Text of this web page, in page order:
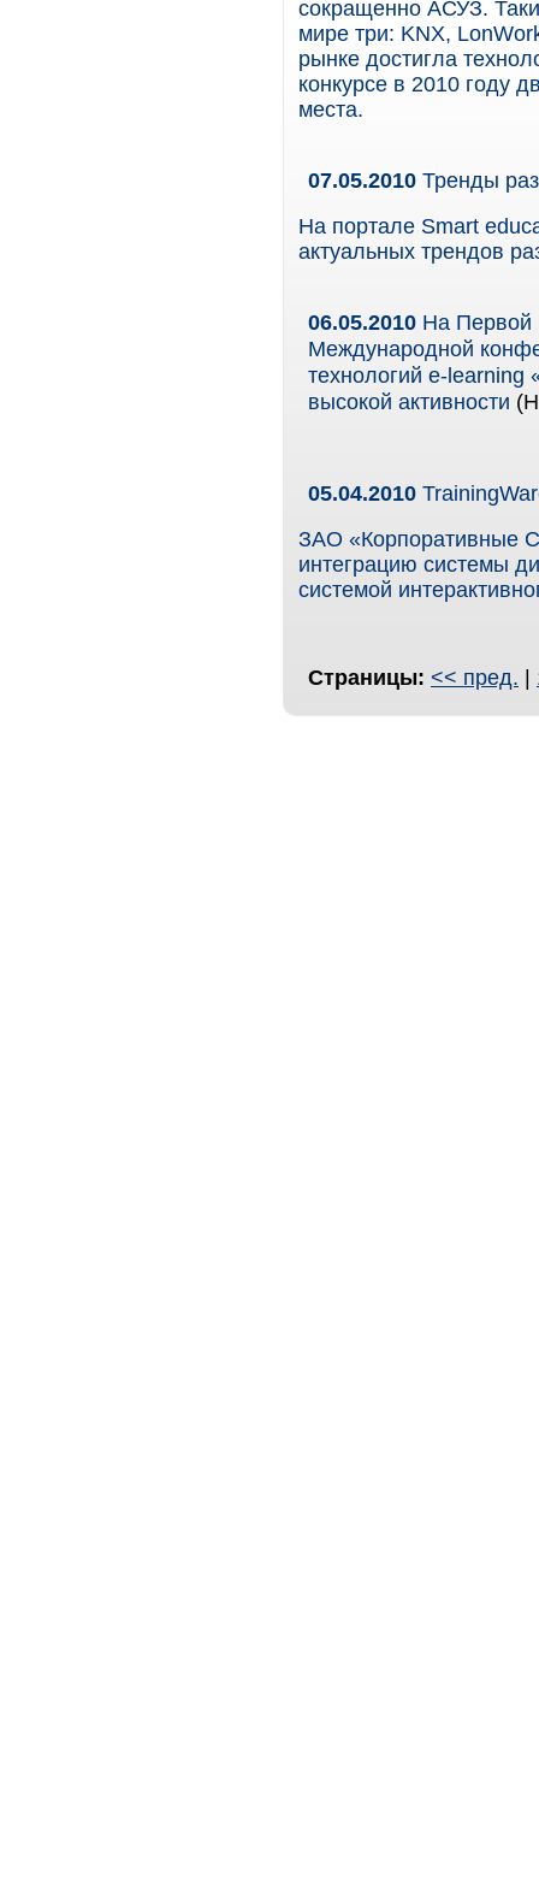
сокращенно АСУЗ.
мире три: KNX,
рынке достигла
конкурсе в 2010 году
места.
07.05.2010 Тренды
На портале Smart
актуальных трендов
06.05.2010 На Первой
Международной
технологий e-learning
высокой активности
05.04.2010
ЗАО «Корпоративные
интеграцию системы
системой
Страницы: << пред. |